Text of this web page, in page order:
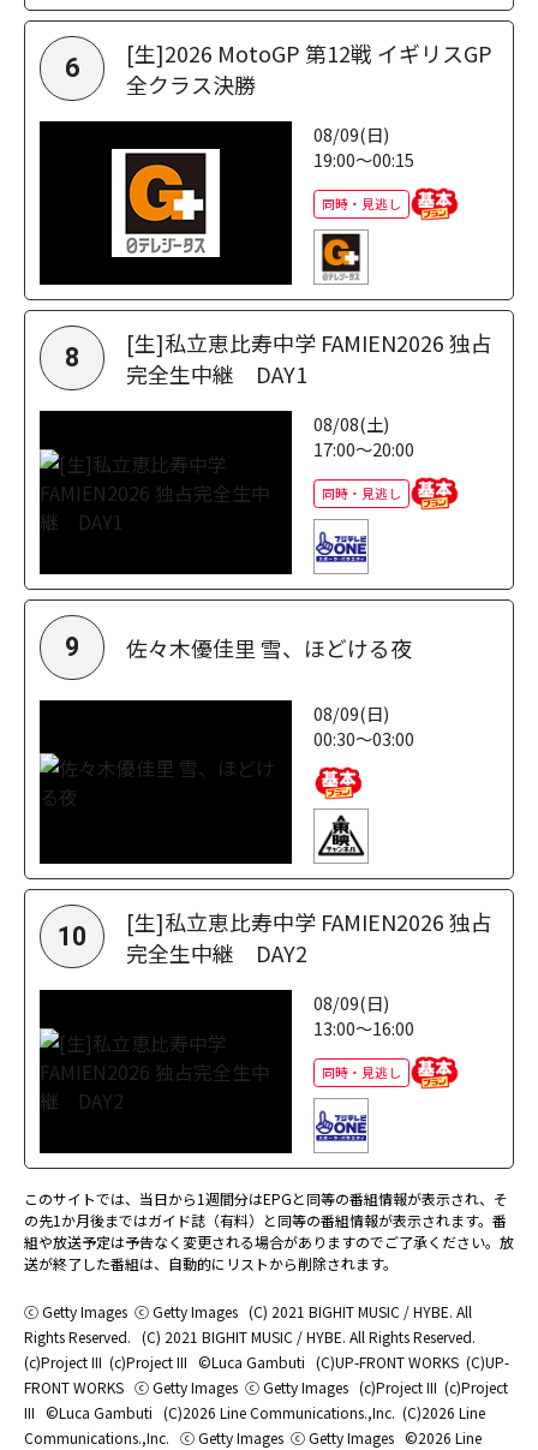
6
[生]2026 MotoGP 第12戦 イギリスGP
全クラス決勝
08/09(日)
19:00～00:15
同時・見逃し
8
[生]私立恵比寿中学 FAMIEN2026 独占
完全生中継 DAY1
08/08(土)
17:00～20:00
同時・見逃し
9 佐々木優佳里 雪、ほどける夜
08/09(日)
00:30～03:00
10
[生]私立恵比寿中学 FAMIEN2026 独占
完全生中継 DAY2
08/09(日)
13:00～16:00
同時・見逃し
このサイトでは、当日から1週間分はEPGと同等の番組情報が表示され、そ
の先1か月後まではガイド誌（有料）と同等の番組情報が表示されます。番
組や放送予定は予告なく変更される場合がありますのでご了承ください。放
送が終了した番組は、自動的にリストから削除されます。
ⓒ Getty Images ⓒ Getty Images (C) 2021 BIGHIT MUSIC / HYBE. All
Rights Reserved. (C) 2021 BIGHIT MUSIC / HYBE. All Rights Reserved.
(c)Project III (c)Project III ©Luca Gambuti (C)UP-FRONT WORKS (C)UP-
FRONT WORKS ⓒ Getty Images ⓒ Getty Images (c)Project III (c)Project
III ©Luca Gambuti (C)2026 Line Communications.,Inc. (C)2026 Line
Communications.,Inc. ⓒ Getty Images ⓒ Getty Images ©2026 Line